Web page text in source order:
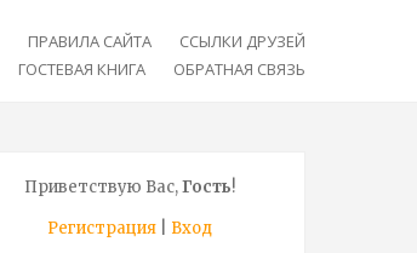
ПРАВИЛА САЙТА
ССЫЛКИ ДРУЗЕЙ
ГОСТЕВАЯ КНИГА
ОБРАТНАЯ СВЯЗЬ
Приветствую Вас,Гость!
Регистрация
Вход